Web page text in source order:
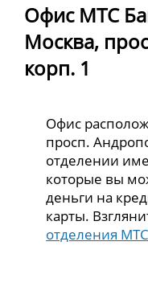
Офис МТС
Москва,
корп. 1
Офис
просп.
отделении
которые вы
деньги на
карты.
отделения